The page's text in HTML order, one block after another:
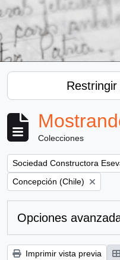
Colecciones
Remove filter:
Sociedad Constructora
Remove filter:
Concepción (Chile)
Opciones
Imprimir vista previa